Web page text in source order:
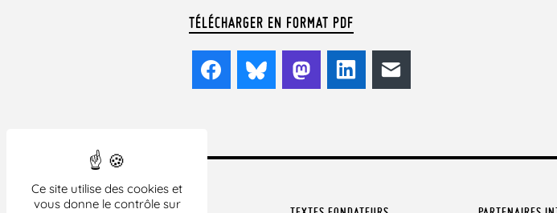
Ce site utilise des cookies et
vous donne le contrôle sur
TÉLÉCHARGER EN FORMAT PDF
FacebookBlueskyMastodonLinkedIn